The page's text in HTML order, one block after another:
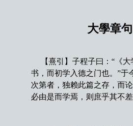
大學章句
【熹引】子程子曰：“《大
书，而初学入德之门也。”于
次第者，独赖此篇之存，而
必由是而学焉，则庶乎其不差